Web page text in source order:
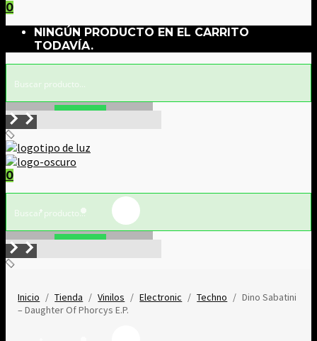
0
NINGÚN PRODUCTO EN EL CARRITO
TODAVÍA.
0
Inicio / Tienda / Vinilos / Electronic / Techno / Dino Sabatini
‎– Daughter Of Phorcys E.P.